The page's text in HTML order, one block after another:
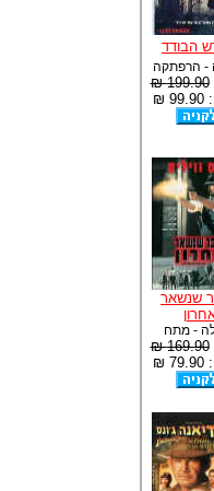
הבודד
- הרפתקה
199.90 ₪
שנשאר
- מתח
169.90 ₪